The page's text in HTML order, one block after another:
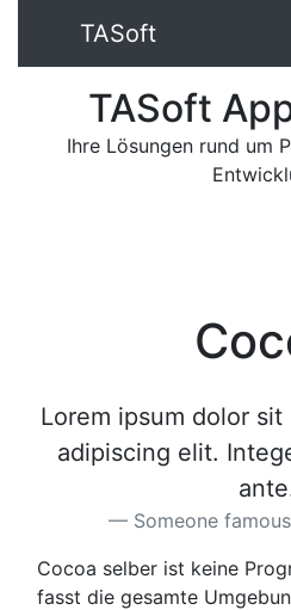
TASoft
TASoft
Ihre Lösungen rund um
Lorem ipsum dolor
adipiscing elit.
Someone
Cocoa selber ist keine
fasst die gesamte